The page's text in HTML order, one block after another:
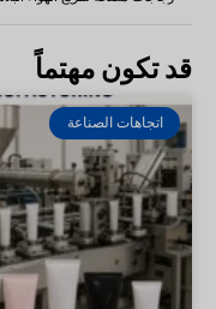
قد تكون مهتماً
اتجاهات الصناعة